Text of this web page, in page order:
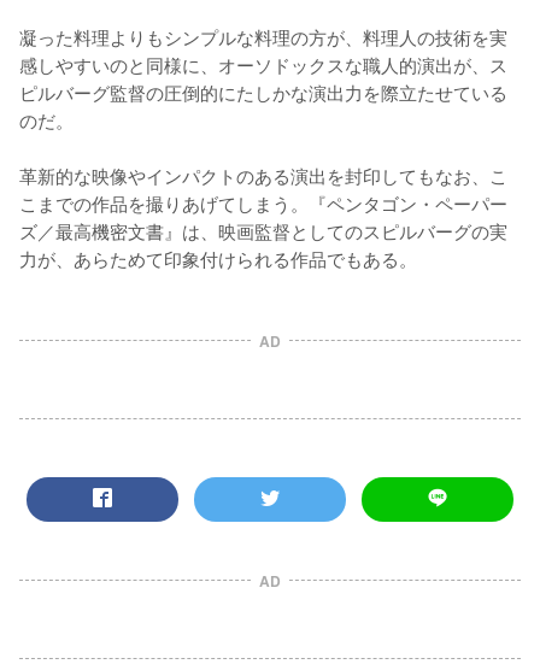
凝った料理よりもシンプルな料理の方が、料理人の技術を実
感しやすいのと同様に、オーソドックスな職人的演出が、ス
ピルバーグ監督の圧倒的にたしかな演出力を際立たせている
のだ。
革新的な映像やインパクトのある演出を封印してもなお、こ
こまでの作品を撮りあげてしまう。『ペンタゴン・ペーパー
ズ／最高機密文書』は、映画監督としてのスピルバーグの実
AD
AD